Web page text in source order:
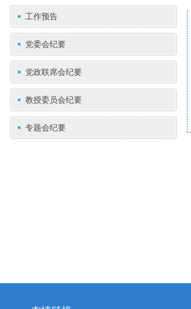
工作预告
党委会纪要
党政联席会纪要
教授委员会纪要
专题会纪要